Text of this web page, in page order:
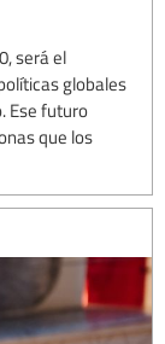
será el
globales
Ese futuro
que los